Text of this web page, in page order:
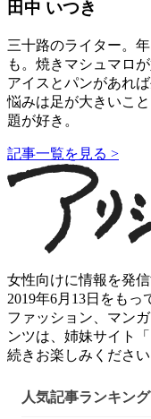
田中 いつき
三十路のライター。
も。焼きマシュマロ
アイスとパンがあれ
悩みは足が大きいこ
題が好き。
記事一覧を見る >
女性向けに情報を発
2019年6月13日をも
ファッション、マン
ンツは、姉妹サイト
続きお楽しみください
人気記事ランキング